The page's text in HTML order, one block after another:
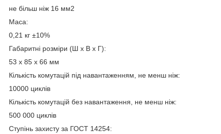
не більш ніж 16 мм2
Маса:
0,21 кг ±10%
Габаритні розміри (Ш х В х Г):
53 х 85 х 66 мм
Кількість комутацій під навантаженням, не менш ніж:
10000 циклів
Кількість комутацій без навантаження, не менш ніж:
500 000 циклів
Ступінь захисту за ГОСТ 14254: